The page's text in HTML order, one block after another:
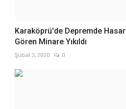
Karaköprü'de Depremde Hasar
Gören Minare Yıkıldı
Şubat 3, 2020 0